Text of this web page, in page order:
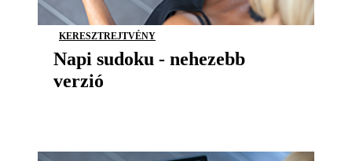
KERESZTREJTVÉNY
Napi sudoku - nehezebb
verzió